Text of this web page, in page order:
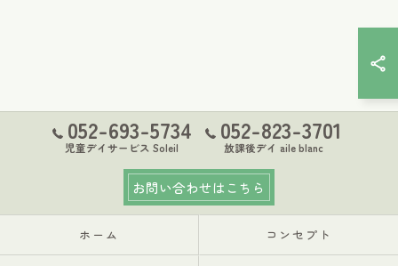
052-693-5734
児童デイサービス Soleil
052-823-3701
放課後デイ aile blanc
お問い合わせはこちら
ホーム コンセプト